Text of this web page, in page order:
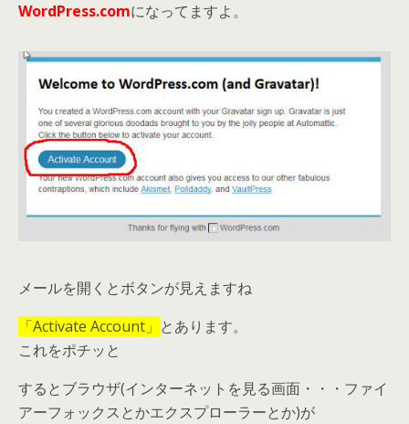
WordPress.comになってますよ。
メールを開くとボタンが見えますね
「Activate Account」 とあります。
これをポチッと
するとブラウザ(インターネットを見る画面・・・ファイ
アーフォックスとかエクスプローラーとか)が